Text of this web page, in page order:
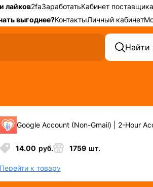
лайков2faЗаработатьКабинет поставщика
выгоднее?КонтактыЛичный кабинет
Найти
Google Account (Non-Gmail) | 2-Hour
14.00 руб. 1759 шт.
Перейти к товару